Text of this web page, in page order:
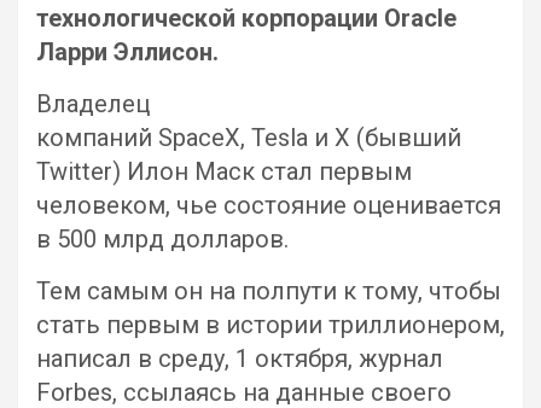
технологической корпорации Oracle
Ларри Эллисон.
Владелец
компаний SpaceX, Tesla и X (бывший
Twitter) Илон Маск стал первым
человеком, чье состояние оценивается
в 500 млрд долларов.
Тем самым он на полпути к тому, чтобы
стать первым в истории триллионером,
написал в среду, 1 октября, журнал
Forbes, ссылаясь на данные своего